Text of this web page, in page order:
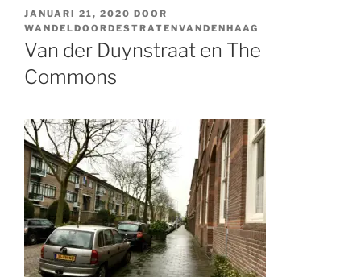
GEPLAATST
OP
JANUARI 21, 2020 DOOR
WANDELDOORDESTRATENVANDENHAAG
Van der Duynstraat en The
Commons